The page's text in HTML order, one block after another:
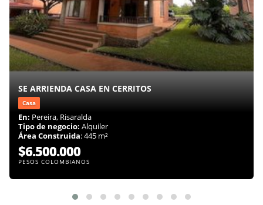
SE ARRIENDA CASA EN CERRITOS
Casa
En: Pereira, Risaralda
Tipo de negocio: Alquiler
Área Construida: 445 m²
$6.500.000
PESOS COLOMBIANOS